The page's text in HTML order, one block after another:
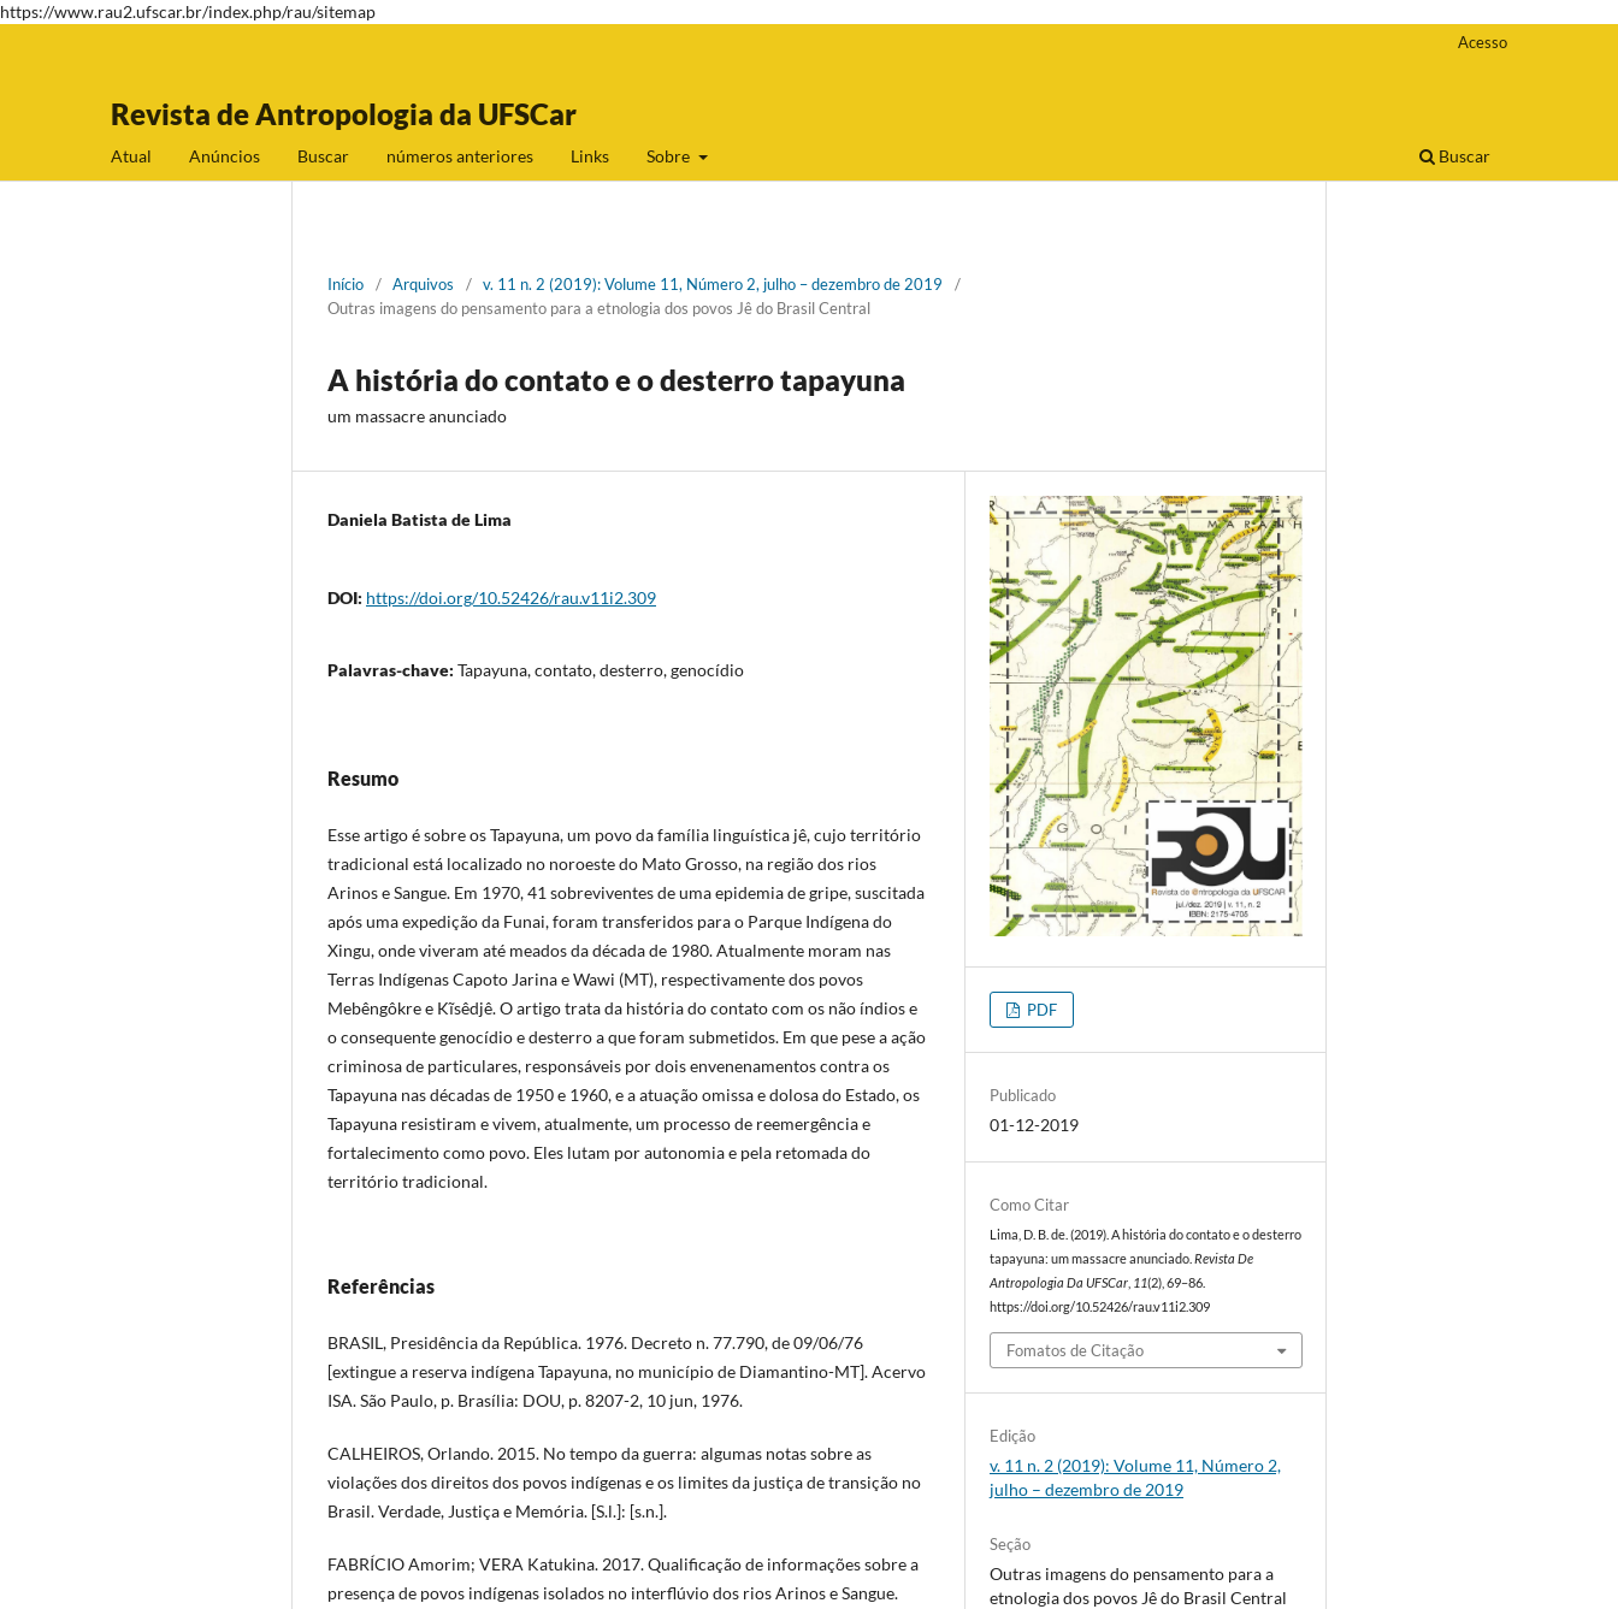
https://www.rau2.ufscar.br/index.php/rau/sitemap
Revista de Antropologia da UFSCar
Atual Anúncios Buscar números anteriores Links Sobre Buscar
Acesso
Início / Arquivos / v. 11 n. 2 (2019): Volume 11, Número 2, julho – dezembro de 2019
/
Outras imagens do pensamento para a etnologia dos povos Jê do Brasil Central
A história do contato e o desterro tapayuna
um massacre anunciado
Daniela Batista de Lima
DOI: https://doi.org/10.52426/rau.v11i2.309
Palavras-chave: Tapayuna, contato, desterro, genocídio
Resumo
Esse artigo é sobre os Tapayuna, um povo da família linguística jê, cujo território
tradicional está localizado no noroeste do Mato Grosso, na região dos rios
Arinos e Sangue. Em 1970, 41 sobreviventes de uma epidemia de gripe, suscitada
após uma expedição da Funai, foram transferidos para o Parque Indígena do
Xingu, onde viveram até meados da década de 1980. Atualmente moram nas
Terras Indígenas Capoto Jarina e Wawi (MT), respectivamente dos povos
Mebêngôkre e Kĩsêdjê. O artigo trata da história do contato com os não índios e
o consequente genocídio e desterro a que foram submetidos. Em que pese a ação
criminosa de particulares, responsáveis por dois envenenamentos contra os
Tapayuna nas décadas de 1950 e 1960, e a atuação omissa e dolosa do Estado, os
Tapayuna resistiram e vivem, atualmente, um processo de reemergência e
fortalecimento como povo. Eles lutam por autonomia e pela retomada do
território tradicional.
Referências
BRASIL, Presidência da República. 1976. Decreto n. 77.790, de 09/06/76
[extingue a reserva indígena Tapayuna, no município de Diamantino-MT]. Acervo
ISA. São Paulo, p. Brasília: DOU, p. 8207-2, 10 jun, 1976.
CALHEIROS, Orlando. 2015. No tempo da guerra: algumas notas sobre as
violações dos direitos dos povos indígenas e os limites da justiça de transição no
Brasil. Verdade, Justiça e Memória. [S.l.]: [s.n.].
FABRÍCIO Amorim; VERA Katukina. 2017. Qualificação de informações sobre a
presença de povos indígenas isolados no interflúvio dos rios Arinos e Sangue.
PDF
Publicado
01-12-2019
Como Citar
Lima, D. B. de. (2019). A história do contato e o desterro
tapayuna: um massacre anunciado.Revista De
Antropologia Da UFSCar 11(2), 69–86.
https://doi.org/10.52426/rau.v11i2.309
Fomatos de Citação
Edição
v. 11 n. 2 (2019): Volume 11, Número 2,
julho – dezembro de 2019
Seção
Outras imagens do pensamento para a
etnologia dos povos Jê do Brasil Central